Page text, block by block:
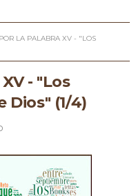
LA PALABRA XV - "LOS
- "Los
(1/4)